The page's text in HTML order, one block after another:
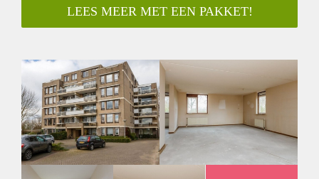
Garantiestelling mogelijk: Ja
Borg: 1 Maand
Huisdieren toegestaan: Afhankelijk van de Eigenaar
Huurtoeslag grens: Nee
Geschikt voor studenten: Afhankelijk van de Eigenaar
LEES MEER MET EEN PAKKET!